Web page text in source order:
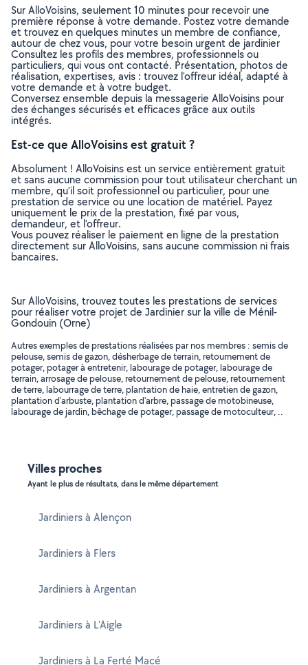
Sur AlloVoisins, seulement 10 minutes pour recevoir une
première réponse à votre demande. Postez votre demande
et trouvez en quelques minutes un membre de confiance,
autour de chez vous, pour votre besoin urgent de jardinier
Consultez les profils des membres, professionnels ou
particuliers, qui vous ont contacté. Présentation, photos de
réalisation, expertises, avis : trouvez l'offreur idéal, adapté à
votre demande et à votre budget.
Conversez ensemble depuis la messagerie AlloVoisins pour
des échanges sécurisés et efficaces grâce aux outils
intégrés.
Est-ce que AlloVoisins est gratuit ?
Absolument ! AlloVoisins est un service entièrement gratuit
et sans aucune commission pour tout utilisateur cherchant un
membre, qu’il soit professionnel ou particulier, pour une
prestation de service ou une location de matériel. Payez
uniquement le prix de la prestation, fixé par vous,
demandeur, et l’offreur.
Vous pouvez réaliser le paiement en ligne de la prestation
directement sur AlloVoisins, sans aucune commission ni frais
bancaires.
Sur AlloVoisins, trouvez toutes les prestations de services
pour réaliser votre projet de Jardinier sur la ville de Ménil-
Gondouin (Orne)
Autres exemples de prestations réalisées par nos membres : semis de
pelouse, semis de gazon, désherbage de terrain, retournement de
potager, potager à entretenir, labourage de potager, labourage de
terrain, arrosage de pelouse, retournement de pelouse, retournement
de terre, labourrage de terre, plantation de haie, entretien de gazon,
plantation d'arbuste, plantation d'arbre, passage de motobineuse,
labourage de jardin, bêchage de potager, passage de motoculteur, ..
Villes proches
Ayant le plus de résultats, dans le même département
Jardiniers à Alençon
Jardiniers à Flers
Jardiniers à Argentan
Jardiniers à L'Aigle
Jardiniers à La Ferté Macé